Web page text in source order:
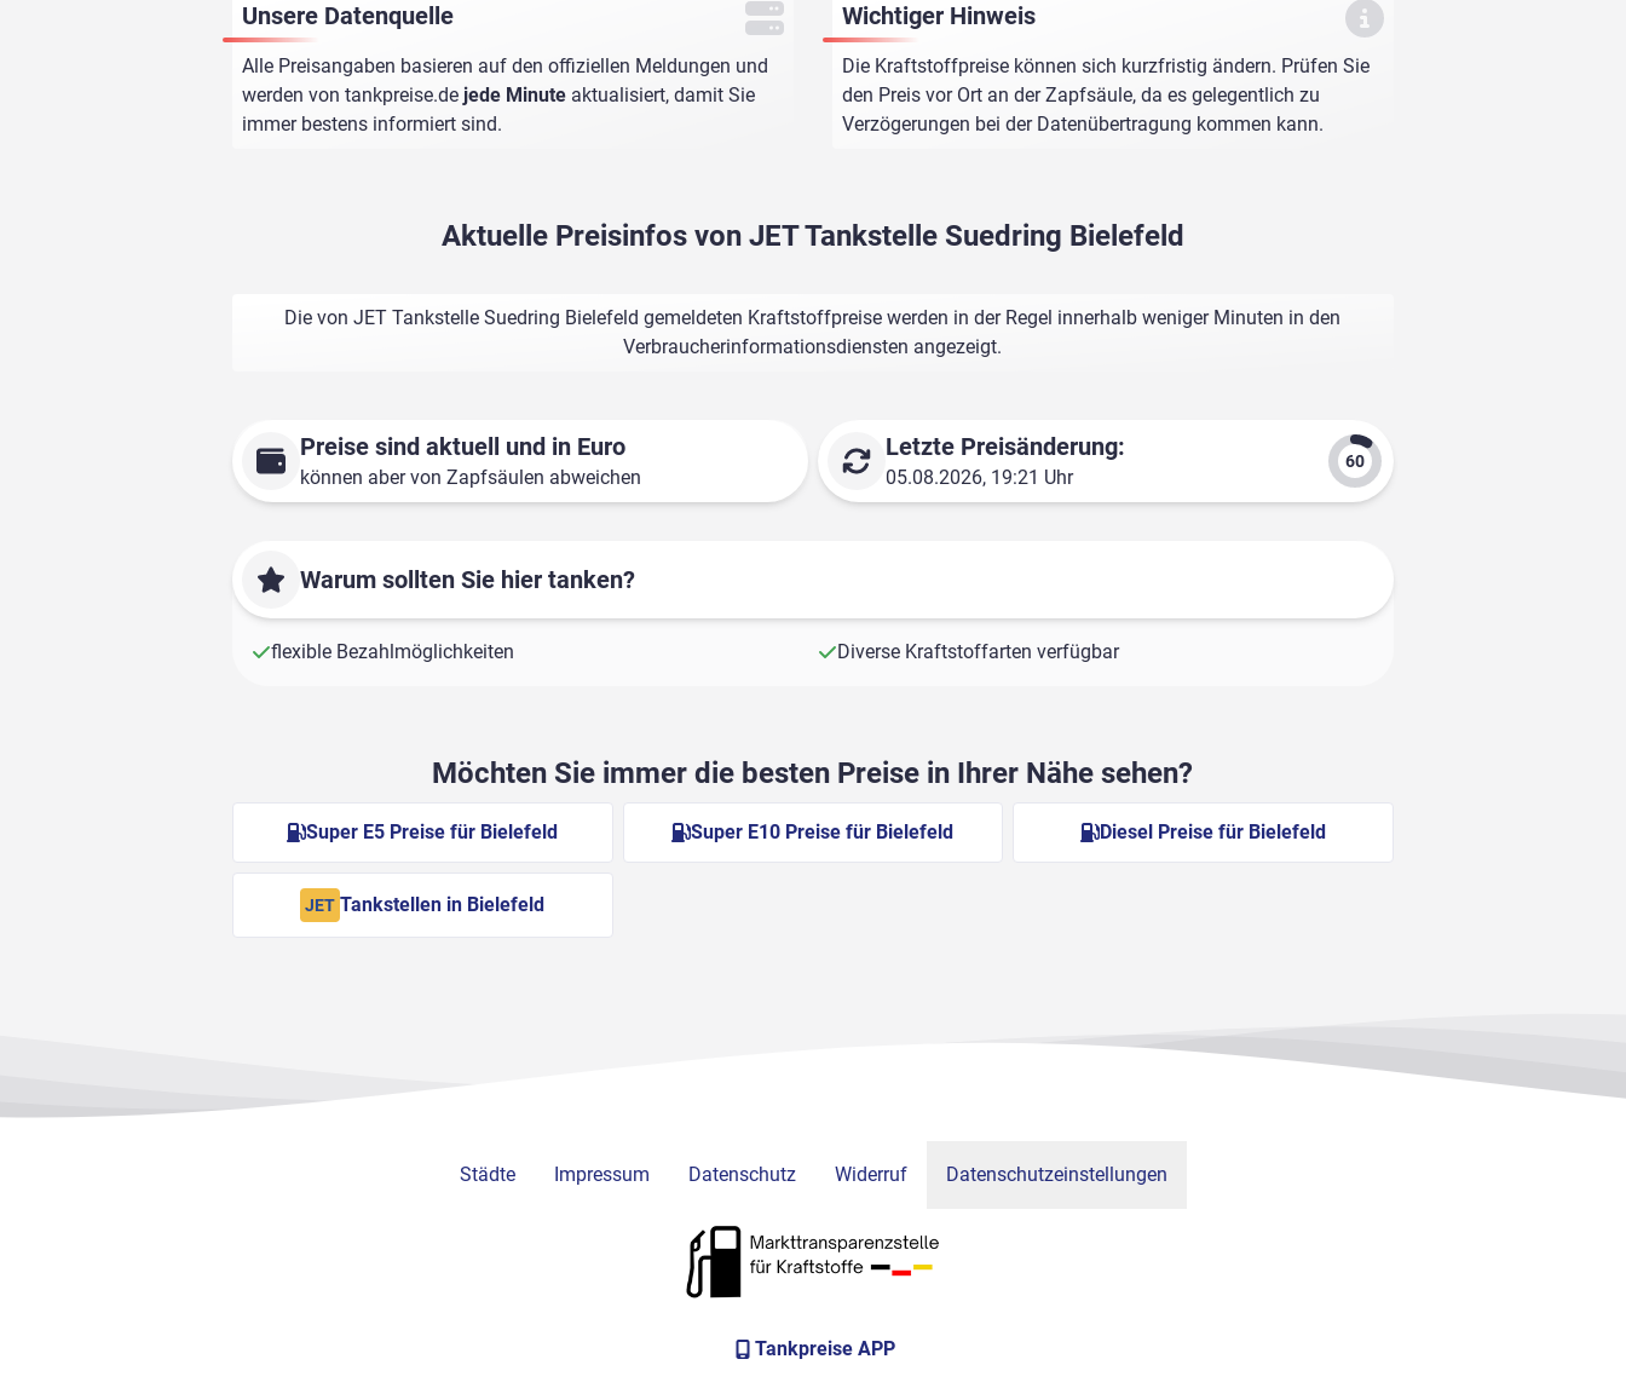
Unsere Datenquelle
Alle Preisangaben basieren auf den offiziellen Meldungen und
werden von tankpreise.de jede Minute aktualisiert, damit Sie
immer bestens informiert sind.
Wichtiger Hinweis
Die Kraftstoffpreise können sich kurzfristig ändern. Prüfen Sie
den Preis vor Ort an der Zapfsäule, da es gelegentlich zu
Verzögerungen bei der Datenübertragung kommen kann.
Aktuelle Preisinfos von JET Tankstelle Suedring Bielefeld
Die von JET Tankstelle Suedring Bielefeld gemeldeten Kraftstoffpreise werden in der Regel innerhalb weniger Minuten in den
Verbraucherinformationsdiensten angezeigt.
Preise sind aktuell und in Euro
können aber von Zapfsäulen abweichen
Letzte Preisänderung:
05.08.2026, 19:21 Uhr
Warum sollten Sie hier tanken?
flexible Bezahlmöglichkeiten Diverse Kraftstoffarten verfügbar
Möchten Sie immer die besten Preise in Ihrer Nähe sehen?
Super E5 Preise für Bielefeld Super E10 Preise für Bielefeld Diesel Preise für Bielefeld
JET Tankstellen in Bielefeld
Städte Impressum Datenschutz Widerruf Datenschutzeinstellungen
Tankpreise APP